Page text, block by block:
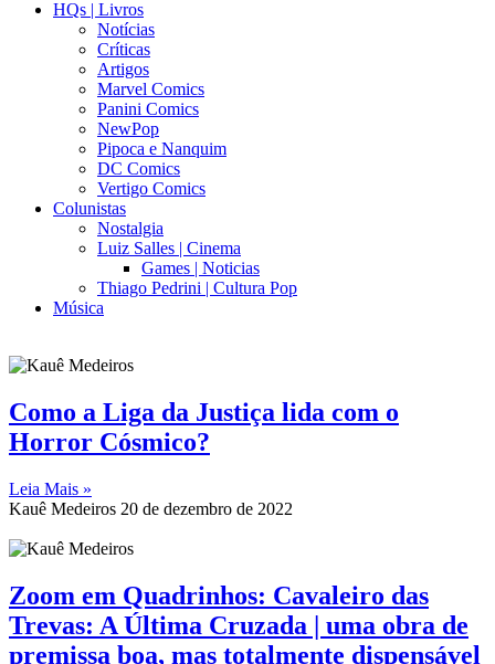
HQs | Livros
Notícias
Críticas
Artigos
Marvel Comics
Panini Comics
NewPop
Pipoca e Nanquim
DC Comics
Vertigo Comics
Colunistas
Nostalgia
Luiz Salles | Cinema
Games | Noticias
Thiago Pedrini | Cultura Pop
Música
Como a Liga da Justiça lida com o
Horror Cósmico?
Leia Mais »
Kauê Medeiros 20 de dezembro de 2022
Zoom em Quadrinhos: Cavaleiro das
Trevas: A Última Cruzada | uma obra de
premissa boa, mas totalmente dispensável